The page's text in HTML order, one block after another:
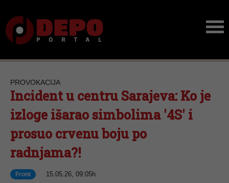
PROVOKACIJA
Incident u centru Sarajeva: Ko je
izloge išarao simbolima '4S' i
prosuo crvenu boju po
radnjama?!
Front 15.05.26, 09:05h